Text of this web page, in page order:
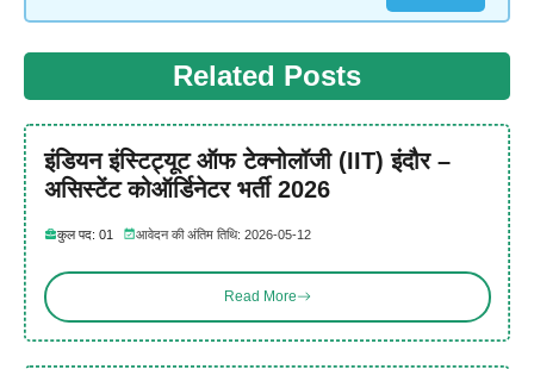
Related Posts
इंडियन इंस्टिट्यूट ऑफ टेक्नोलॉजी (IIT) इंदौर –
असिस्टेंट कोऑर्डिनेटर भर्ती 2026
कुल पद: 01 आवेदन की अंतिम तिथि: 2026-05-12
Read More